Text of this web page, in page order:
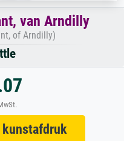
van Arndilly
of Arndilly)